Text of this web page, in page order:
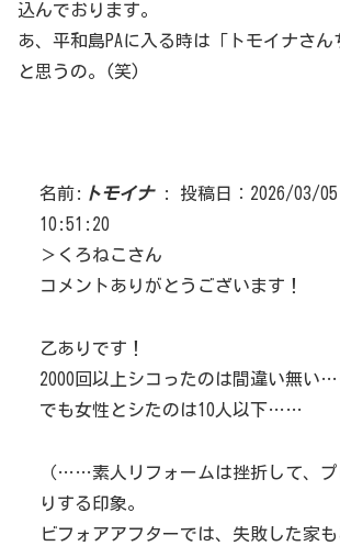
込んでおります。
あ、平和島PAに入る時は「トモイナさん
と思うの。(笑)
名前: トモイナ:
投稿日：2026/03/
10:51:20
＞くろねこさん
コメントありがとうございます！
乙ありです！
2000回以上シコったのは間違い無い
でも女性とシたのは10人以下……
（……素人リフォームは挫折して、プ
りする印象。
ビフォアアフターでは、失敗した家も